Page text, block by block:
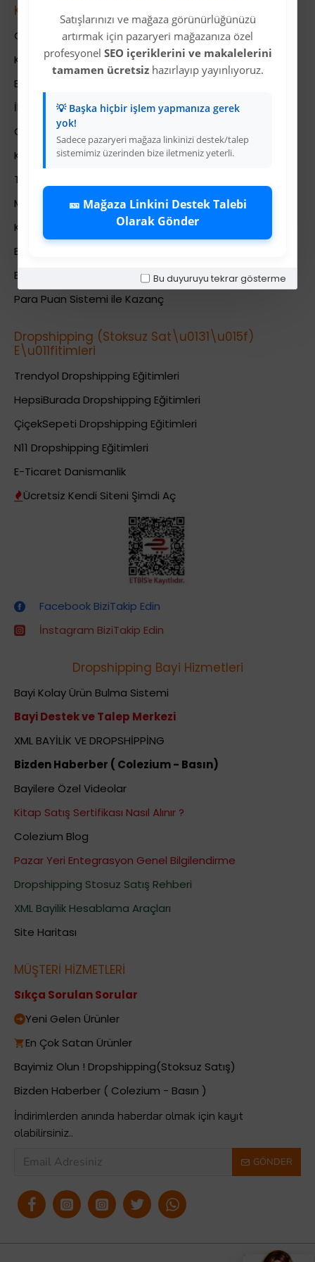
Satışlarınızı ve mağaza görünürlüğünüzü
artırmak için pazaryeri mağazanıza özel
profesyonel SEO içeriklerini ve makalelerini
tamamen ücretsizhazırlayıp yayınlıyoruz.
💡 Başka hiçbir işlem yapmanıza gerek
yok!
Sadece pazaryeri mağaza linkinizi destek/talep
sistemimiz üzerinden bize iletmeniz yeterli.
🎫 Mağaza Linkini Destek Talebi
Olarak Gönder
Bu duyuruyu tekrar gösterme
Kurumsal
Colezium Hakkında
Kurumsal Bilgiler
Banka Hesab Bilgileri
İletişim
Gizlilik Politikası
Kullanıcı Sözleşmesi
Teslimat Bilgileri
Mesafeli Satış Sözleşmesi
Kariyer
Bayi İade Sistemi
Bayi Bakiye Yükleme
Para Puan Sistemi ile Kazanç
Dropshipping (Stoksuz Sat\u0131\u015f)
E\u011fitimleri
Trendyol Dropshipping Eğitimleri
HepsiBurada Dropshipping Eğitimleri
ÇiçekSepeti Dropshipping Eğitimleri
N11 Dropshipping Eğitimleri
E-Ticaret Danismanlik
Ücretsiz Kendi Siteni Şimdi Aç
Facebook BiziTakip Edin
İnstagram BiziTakip Edin
Dropshipping Bayi Hizmetleri
Bayi Kolay Ürün Bulma Sistemi
Bayi Destek ve Talep Merkezi
XML BAYİLİK VE DROPSHİPPİNG
Bizden Haberber ( Colezium - Basın)
Bayilere Özel Videolar
Kitap Satış Sertifikası Nasıl Alınır ?
Colezium Blog
Pazar Yeri Entegrasyon Genel Bilgilendirme
Dropshipping Stosuz Satış Rehberi
XML Bayilik Hesablama Araçları
Site Haritası
MÜŞTERİ HİZMETLERİ
Sıkça Sorulan Sorular
Yeni Gelen Ürünler
En Çok Satan Ürünler
Bayimiz Olun ! Dropshipping(Stoksuz Satış)
Bizden Haberber ( Colezium - Basın )
İndirimlerden anında haberdar olmak için kayıt
olabilirsiniz..
GÖNDER